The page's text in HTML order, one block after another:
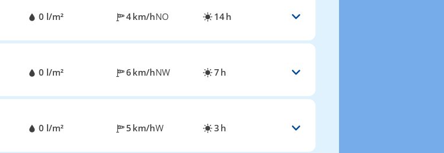
0 l/m² 4 km/hNO 14 h
0 l/m² 6 km/hNW 7 h
0 l/m² 5 km/hW 3 h